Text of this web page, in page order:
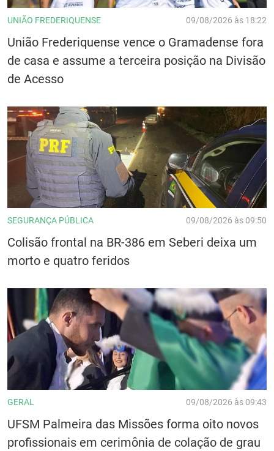
UNIÃO FREDERIQUENSE 09/08/2026 às 18:22
União Frederiquense vence o Gramadense fora
de casa e assume a terceira posição na Divisão
de Acesso
SEGURANÇA PÚBLICA 09/08/2026 às 09:50
Colisão frontal na BR-386 em Seberi deixa um
morto e quatro feridos
GERAL 09/08/2026 às 09:43
UFSM Palmeira das Missões forma oito novos
profissionais em cerimônia de colação de grau